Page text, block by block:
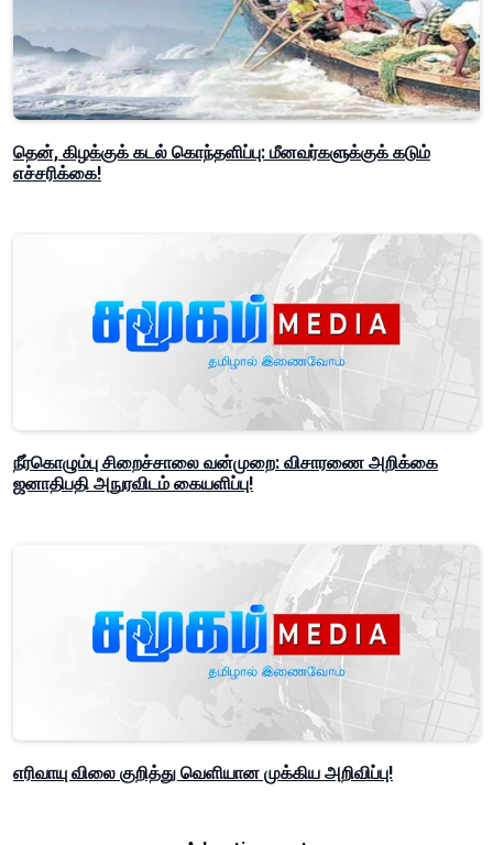
தென், கிழக்குக் கடல் கொந்தளிப்பு: மீனவர்களுக்குக் கடும்
எச்சரிக்கை!
நீர்கொழும்பு சிறைச்சாலை வன்முறை: விசாரணை அறிக்கை
ஜனாதிபதி அநுரவிடம் கையளிப்பு!
எரிவாயு விலை குறித்து வெளியான முக்கிய அறிவிப்பு!